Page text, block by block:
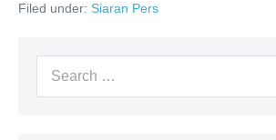
Filed under: Siaran Pers